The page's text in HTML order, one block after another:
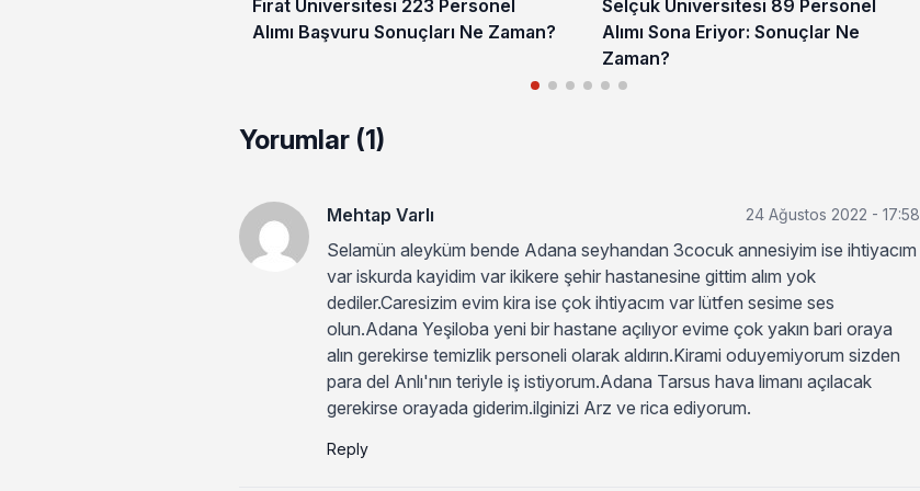
Fırat Üniversitesi 223 Personel
Alımı Başvuru Sonuçları Ne Zaman?
Selçuk Üniversitesi 89 Personel
Alımı Sona Eriyor: Sonuçlar Ne
Zaman?
Yorumlar (1)
Mehtap Varlı 24 Ağustos 2022 - 17:58
Selamün aleyküm bende Adana seyhandan 3cocuk annesiyim ise ihtiyacım
var iskurda kayidim var ikikere şehir hastanesine gittim alım yok
dediler.Caresizim evim kira ise çok ihtiyacım var lütfen sesime ses
olun.Adana Yeşiloba yeni bir hastane açılıyor evime çok yakın bari oraya
alın gerekirse temizlik personeli olarak aldırın.Kirami oduyemiyorum sizden
para del Anlı'nın teriyle iş istiyorum.Adana Tarsus hava limanı açılacak
gerekirse orayada giderim.ilginizi Arz ve rica ediyorum.
Reply